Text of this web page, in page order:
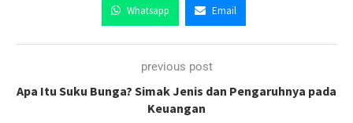
Whatsapp Email
previous post
Apa Itu Suku Bunga? Simak Jenis dan Pengaruhnya pada
Keuangan